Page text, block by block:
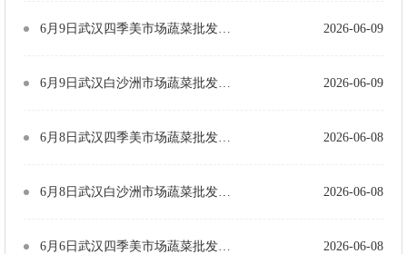
2026-06-09
2026-06-09
2026-06-08
2026-06-08
2026-06-08